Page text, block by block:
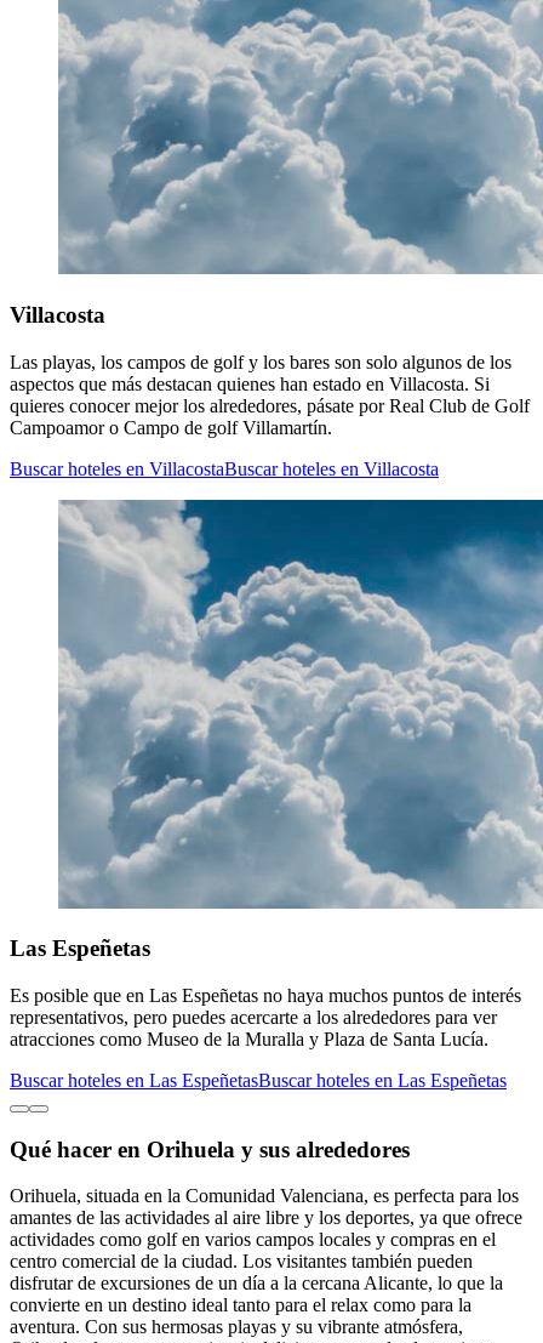
Villacosta
Las playas, los campos de golf y los bares son solo algunos de los
aspectos que más destacan quienes han estado en Villacosta. Si
quieres conocer mejor los alrededores, pásate por Real Club de Golf
Campoamor o Campo de golf Villamartín.
Buscar hoteles en VillacostaBuscar hoteles en Villacosta
Las Espeñetas
Es posible que en Las Espeñetas no haya muchos puntos de interés
representativos, pero puedes acercarte a los alrededores para ver
atracciones como Museo de la Muralla y Plaza de Santa Lucía.
Buscar hoteles en Las EspeñetasBuscar hoteles en Las Espeñetas
Qué hacer en Orihuela y sus alrededores
Orihuela, situada en la Comunidad Valenciana, es perfecta para los
amantes de las actividades al aire libre y los deportes, ya que ofrece
actividades como golf en varios campos locales y compras en el
centro comercial de la ciudad. Los visitantes también pueden
disfrutar de excursiones de un día a la cercana Alicante, lo que la
convierte en un destino ideal tanto para el relax como para la
aventura. Con sus hermosas playas y su vibrante atmósfera,